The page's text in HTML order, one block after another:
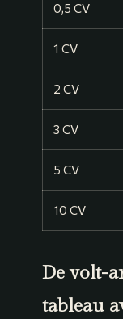
0,5 CV
1 CV
2 CV
3 CV
5 CV
10 CV
De volt-
tableau